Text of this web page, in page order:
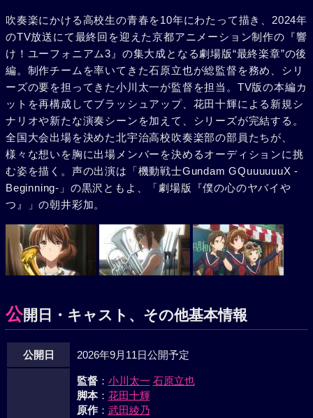
吹奏楽にかける高校生の青春を10年にわたって描き、2024年
のTV放送にて最終回を迎えた京都アニメーション制作の『響
け！ユーフォニアム3』の集大成となる劇場版“最終楽章”の後
編。制作チームを率いてきた石原立也が総監督を務め、シリ
ーズの要を担ってきた小川太一が監督を担当。TV版の本編カ
ットを再構成してブラッシュアップ、花田十輝による新規シ
ナリオや新たな演奏シーンを加えて、シリーズが完結する。
全国大会出場を決めた北宇治高校吹奏楽部の部員たちが、
様々な想いを胸に出場メンバーを決めるオーディションに挑
む姿を描く。声の出演は「機動戦士Gundam GQuuuuuuX -
Beginning-」の黒沢ともよ、「劇場版『僕の心のヤバイや
つ』」の朝井彩加。
公開日・キャスト、その他基本情報
公開日 2026年9月11日公開予定
監督： 小川太一 石原立也
脚本： 花田十輝
原作： 武田綾乃